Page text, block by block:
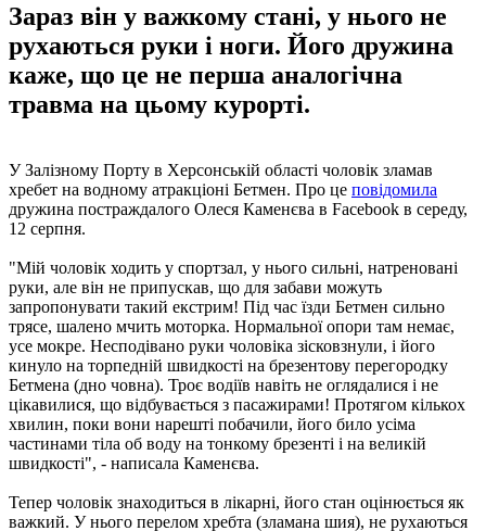
Зараз він у важкому стані, у нього не
рухаються руки і ноги. Його дружина
каже, що це не перша аналогічна
травма на цьому курорті.
У Залізному Порту в Херсонській області чоловік зламав
хребет на водному атракціоні Бетмен. Про це повідомила
дружина постраждалого Олеся Каменєва в Facebook в середу,
12 серпня.
"Мій чоловік ходить у спортзал, у нього сильні, натреновані
руки, але він не припускав, що для забави можуть
запропонувати такий екстрим! Під час їзди Бетмен сильно
трясе, шалено мчить моторка. Нормальної опори там немає,
усе мокре. Несподівано руки чоловіка зісковзнули, і його
кинуло на торпедній швидкості на брезентову перегородку
Бетмена (дно човна). Троє водіїв навіть не оглядалися і не
цікавилися, що відбувається з пасажирами! Протягом кількох
хвилин, поки вони нарешті побачили, його било усіма
частинами тіла об воду на тонкому брезенті і на великій
швидкості", - написала Каменєва.
Тепер чоловік знаходиться в лікарні, його стан оцінюється як
важкий. У нього перелом хребта (зламана шия), не рухаються